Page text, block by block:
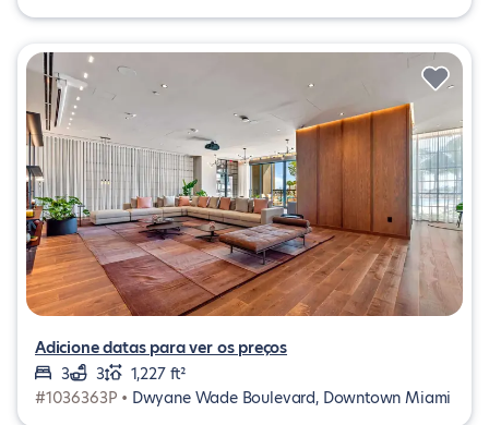
Adicione datas para ver os preços
3
3
1,227 ft²
#1036363P • Dwyane Wade Boulevard, Downtown Miami